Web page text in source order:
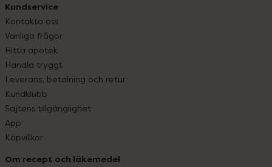
Kundservice
Kontakta oss
Vanliga frågor
Hitta apotek
Handla tryggt
Leverans, betalning och retur
Kundklubb
Sajtens tillgänglighet
App
Köpvillkor
Om recept och läkemedel